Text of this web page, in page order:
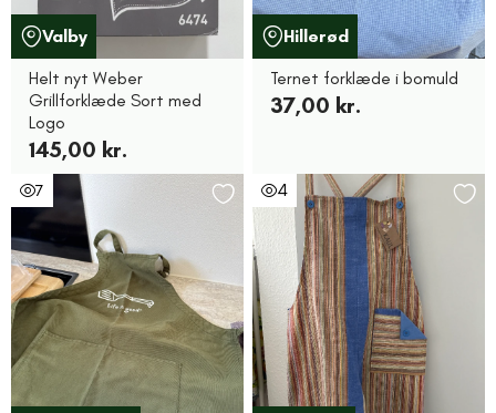
Valby
Helt nyt Weber
Grillforklæde Sort med
Logo
145,00 kr.
Hillerød
Ternet forklæde i bomuld
37,00 kr.
7 4